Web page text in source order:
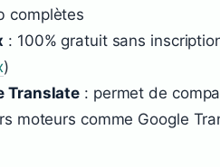
complètes
: 100% gratuit sans
)
Translate : permet de
moteurs comme Google